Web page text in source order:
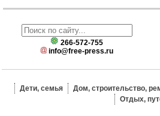
266-572-755
info@free-press.ru
Дети, семья Дом, строительство,
Отдых,